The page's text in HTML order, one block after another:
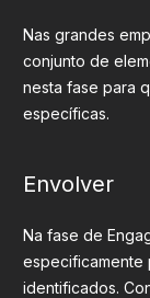
Nas grandes
conjunto de
nesta fase para
específicas.
Envolver
Na fase de
especificamente
identificados.